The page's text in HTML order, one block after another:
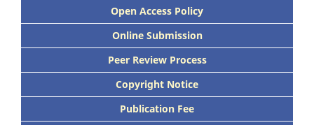
Open Access Policy
Online Submission
Peer Review Process
Copyright Notice
Publication Fee